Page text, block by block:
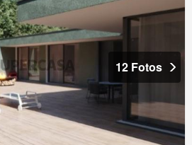
12 Fotos